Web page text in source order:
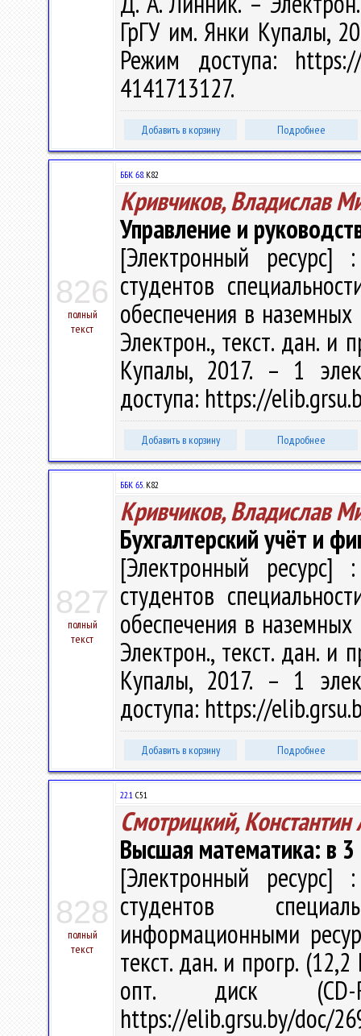
ГрГУ им. Янки Купалы,
Режим доступа:
4141713127.
Добавить в корзину Подробнее
826
полный
текст
ББК 68.К82
Кривчиков, Владислав
Управление и
[Электронный ресурс]
студентов
обеспечения в
Электрон., текст. дан. и
Купалы, 2017. – 1
доступа: https://
Добавить в корзину Подробнее
827
полный
текст
ББК 65.К82
Кривчиков, Владислав
Бухгалтерский учёт и
[Электронный ресурс]
студентов
обеспечения в
Электрон., текст. дан. и
Купалы, 2017. – 1
доступа: https://
Добавить в корзину Подробнее
828
полный
текст
22.1 С51
Смотрицкий, Константин
Высшая математика: в 3
[Электронный ресурс]
студентов
информационными
текст. дан. и прогр.
опт. диск
https://elib.grsu.by/doc/